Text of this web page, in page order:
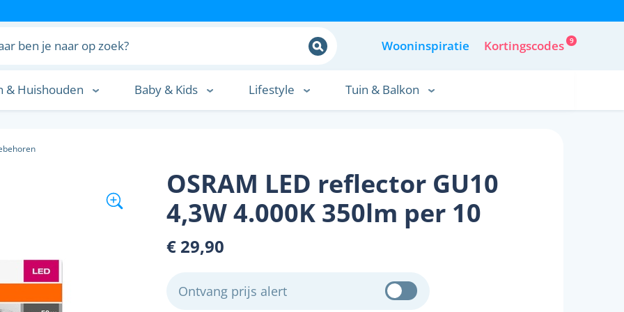
Wooninspiratie Kortingscodes 9
& Huishouden Baby & Kids Lifestyle Tuin & Balkon
OSRAM LED reflector GU10
4,3W 4.000K 350lm per 10
€ 29,90
Ontvang prijs alert